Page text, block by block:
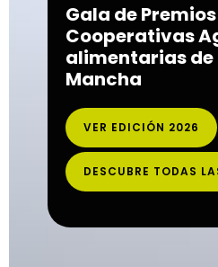
Gala de Premios
Cooperativas
alimentarias de
Mancha
VER EDICIÓN 2026
DESCUBRE TODAS